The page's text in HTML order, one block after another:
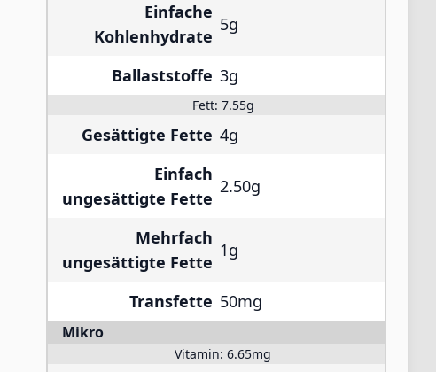
Einfache
Kohlenhydrate
5g
Ballaststoffe 3g
Fett: 7.55g
Gesättigte Fette 4g
Einfach
ungesättigte Fette
2.50g
Mehrfach
ungesättigte Fette
1g
Transfette 50mg
Mikro
Vitamin: 6.65mg